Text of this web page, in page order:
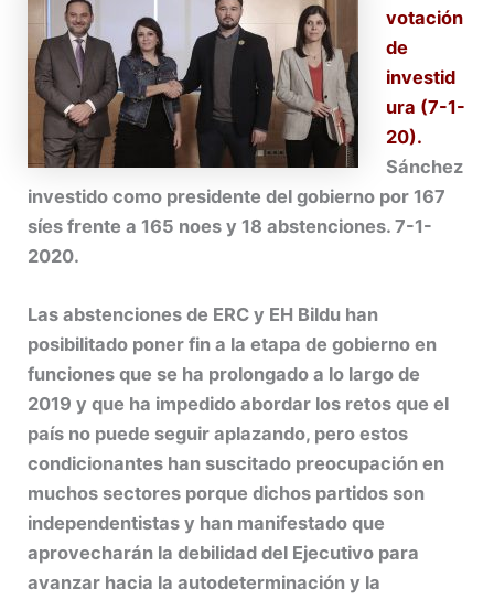
votación
de
investid
ura (7-1-
20).
Sánchez
investido como presidente del gobierno por 167
síes frente a 165 noes y 18 abstenciones. 7-1-
2020.
Las abstenciones de ERC y EH Bildu han
posibilitado poner fin a la etapa de gobierno en
funciones que se ha prolongado a lo largo de
2019 y que ha impedido abordar los retos que el
país no puede seguir aplazando, pero estos
condicionantes han suscitado preocupación en
muchos sectores porque dichos partidos son
independentistas y han manifestado que
aprovecharán la debilidad del Ejecutivo para
avanzar hacia la autodeterminación y la